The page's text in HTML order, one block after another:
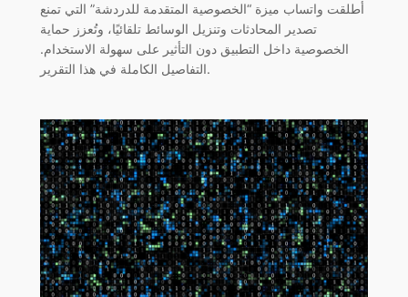
أطلقت واتساب ميزة “الخصوصية المتقدمة للدردشة” التي تمنع
تصدير المحادثات وتنزيل الوسائط تلقائيًا، وتُعزز حماية
الخصوصية داخل التطبيق دون التأثير على سهولة الاستخدام.
التفاصيل الكاملة في هذا التقرير.